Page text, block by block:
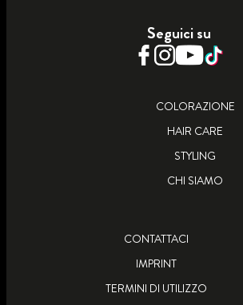
SCOPRI DI PIÙ
SCOPRI DI PIÙ
COLORAZIONE
SCOPRI DI PIÙ
Seguici su
COLORAZIONE
HAIR CARE
STYLING
CHI SIAMO
CONTATTACI
IMPRINT
TERMINI DI UTILIZZO